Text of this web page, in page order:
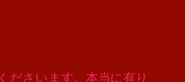
ださいます。本当に有り